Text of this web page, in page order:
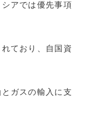
アでは優先事項
ており、自国資
ガスの輸入に支